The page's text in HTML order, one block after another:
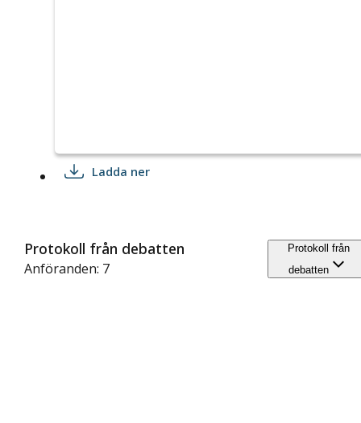
Ladda ner
Protokoll från debatten
Anföranden: 7
Protokoll från
debatten